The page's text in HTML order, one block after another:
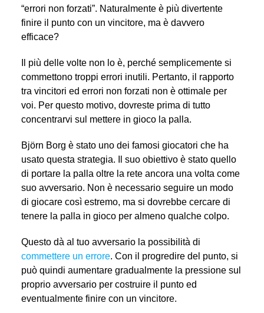
“errori non forzati”. Naturalmente è più divertente
finire il punto con un vincitore, ma è davvero
efficace?
Il più delle volte non lo è, perché semplicemente si
commettono troppi errori inutili. Pertanto, il rapporto
tra vincitori ed errori non forzati non è ottimale per
voi. Per questo motivo, dovreste prima di tutto
concentrarvi sul mettere in gioco la palla.
Björn Borg è stato uno dei famosi giocatori che ha
usato questa strategia. Il suo obiettivo è stato quello
di portare la palla oltre la rete ancora una volta come
suo avversario. Non è necessario seguire un modo
di giocare così estremo, ma si dovrebbe cercare di
tenere la palla in gioco per almeno qualche colpo.
Questo dà al tuo avversario la possibilità di
commettere un errore. Con il progredire del punto, si
può quindi aumentare gradualmente la pressione sul
proprio avversario per costruire il punto ed
eventualmente finire con un vincitore.